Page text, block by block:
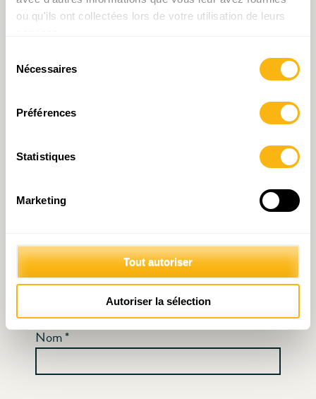
ou qu'ils ont collectées lors de votre utilisation de leurs
Nécessaires
Préférences
Statistiques
Marketing
Tout autoriser
Autoriser la sélection
Laisser un commentaire
Votre adresse e-mail ne sera pas publiée.
Les
Commentaire
Nom*